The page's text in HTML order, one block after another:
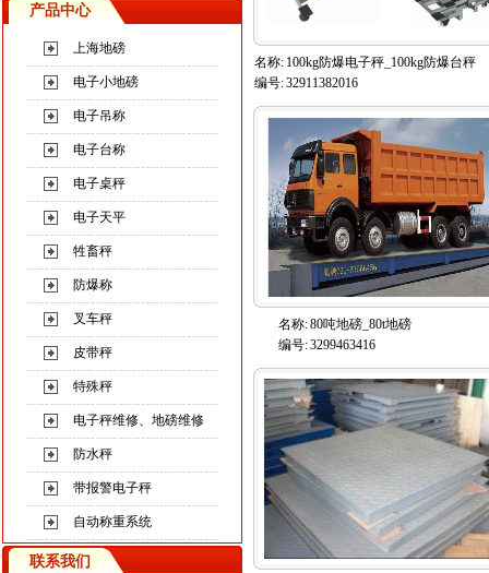
产品中心
上海地磅
电子小地磅
电子吊称
电子台称
电子桌秤
电子天平
牲畜秤
防爆称
叉车秤
皮带秤
特殊秤
电子秤维修、地磅维修
防水秤
带报警电子秤
自动称重系统
联系我们
名称: 100kg防爆电子秤_100kg防爆台秤
编号:32911382016
名称:80吨地磅_80t地磅
编号:3299463416